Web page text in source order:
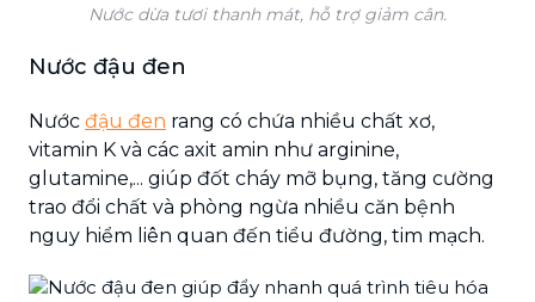
Nước dừa tươi thanh mát, hỗ trợ giảm cân.
Nước đậu đen
Nước đậu đen rang có chứa nhiều chất xơ,
vitamin K và các axit amin như arginine,
glutamine,... giúp đốt cháy mỡ bụng, tăng cường
trao đổi chất và phòng ngừa nhiều căn bệnh
nguy hiểm liên quan đến tiểu đường, tim mạch.